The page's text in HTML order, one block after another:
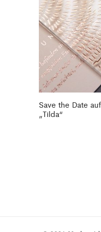
Save the Date
„Tilda“